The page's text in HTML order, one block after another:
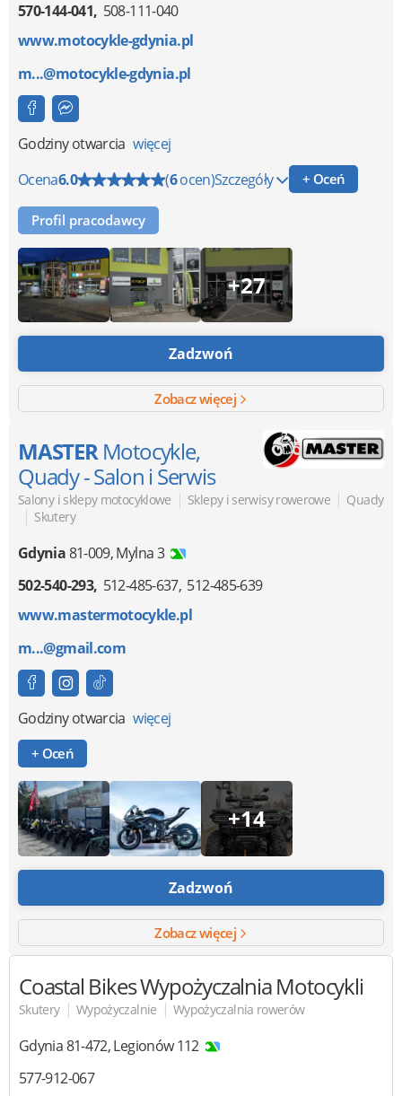
570-144-041 508-111-040
www.motocykle-gdynia.pl
m...@motocykle-gdynia.pl
Godziny otwarcia więcej
Ocena6.0 (6ocen)Szczegóły + Oceń
Profil pracodawcy
+27
Zadzwoń
Zobacz więcej
MASTER Motocykle,
Quady - Salon i Serwis
Salony i sklepy motocyklowe | Sklepy i serwisy rowerowe | Quady
| Skutery
Gdynia81-009,Mylna 3
502-540-293 512-485-637 512-485-639
www.mastermotocykle.pl
m...@gmail.com
Godziny otwarcia więcej
+ Oceń
+14
Zadzwoń
Zobacz więcej
Coastal BikesWypożyczalnia Motocykli
Skutery | Wypożyczalnie | Wypożyczalnia rowerów
Gdynia81-472,Legionów 112
577-912-067